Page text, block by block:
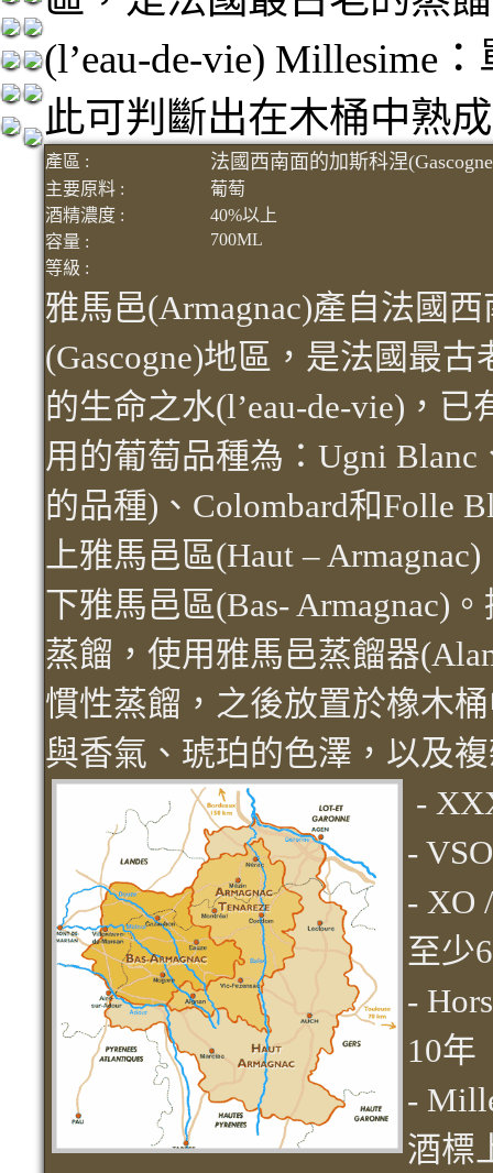
(l’eau-de-vie) Millesime
此可判斷出在木桶中熟
產區 : 法國西南面的加斯科涅
主要原料 :
葡萄
酒精濃度 :
40%以上
容量 :
700ML
等級 :
雅馬邑(Armagnac)產自法國
(Gascogne)地區，是法國最
的生命之水(l’eau-de-vie)，
用的葡萄品種為：Ugni Blanc
的品種)、Colombard和Folle
上雅馬邑區(Haut –
下雅馬邑區(Bas- Armagnac)
蒸餾，使用雅馬邑蒸餾器
慣性蒸餾，之後放置於橡木
與香氣、琥珀的色澤，以及
-
-
- XO
至少
-
10年
-
酒標